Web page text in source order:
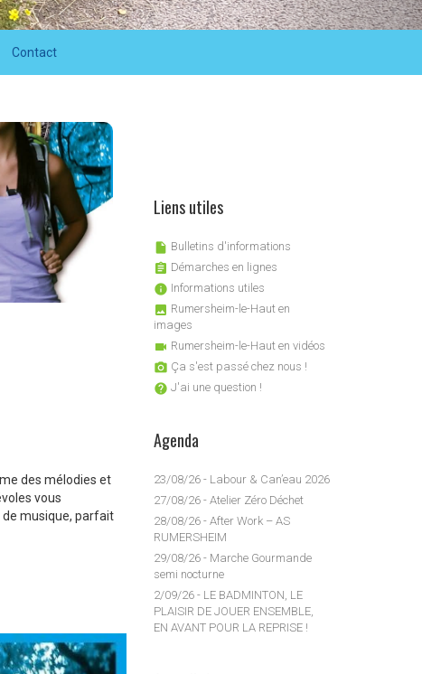
Contact
des mélodies et
vous
de musique, parfait
Liens utiles
 Bulletins d'informations
 Démarches en lignes
 Informations utiles
 Rumersheim-le-Haut en
images
 Rumersheim-le-Haut en vidéos
 Ça s'est passé chez nous !
 J'ai une question !
Agenda
23/08/26 - Labour & Can’eau 2026
27/08/26 - Atelier Zéro Déchet
28/08/26 - After Work – AS
RUMERSHEIM
29/08/26 - Marche Gourmande
semi nocturne
2/09/26 - LE BADMINTON, LE
PLAISIR DE JOUER ENSEMBLE,
EN AVANT POUR LA REPRISE !